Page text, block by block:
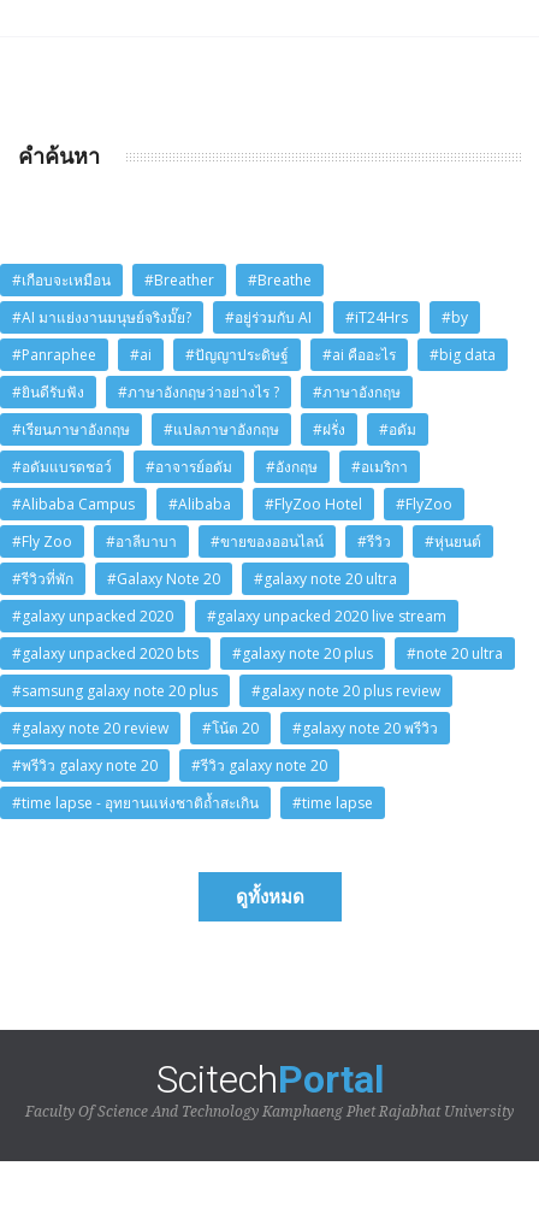
คำค้นหา
#เกือบจะเหมือน #Breather
#Breathe
#AI มาแย่งงานมนุษย์จริงมั๊ย?
#อยู่ร่วมกับ AI #iT24Hrs
#by
#Panraphee
#ai #ปัญญาประดิษฐ์ #ai คืออะไร
#big data
#ยินดีรับฟัง
#ภาษาอังกฤษว่าอย่างไร ?
#ภาษาอังกฤษ
#เรียนภาษาอังกฤษ
#แปลภาษาอังกฤษ #ฝรั่ง
#อดัม
#อดัมแบรดชอว์
#อาจารย์อดัม #อังกฤษ
#อเมริกา
#Alibaba Campus
#Alibaba #FlyZoo Hotel
#FlyZoo
#Fly Zoo
#อาลีบาบา #ขายของออนไลน์ #รีวิว
#หุ่นยนต์
#รีวิวที่พัก
#Galaxy Note 20
#galaxy note 20 ultra
#galaxy unpacked 2020
#galaxy unpacked 2020 live stream
#galaxy unpacked 2020 bts
#galaxy note 20 plus
#note 20 ultra
#samsung galaxy note 20 plus
#galaxy note 20 plus review
#galaxy note 20 review
#โน้ต 20
#galaxy note 20 พรีวิว
#พรีวิว galaxy note 20
#รีวิว galaxy note 20
#time lapse - อุทยานแห่งชาติถ้ำสะเกิน
#time lapse
ดูทั้งหมด
ScitechPortal
Faculty Of Science And Technology Kamphaeng Phet Rajabhat University